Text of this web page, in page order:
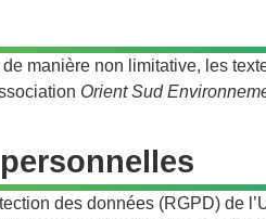
manière non limitative, les
Orient Sud
des données (RGPD) de